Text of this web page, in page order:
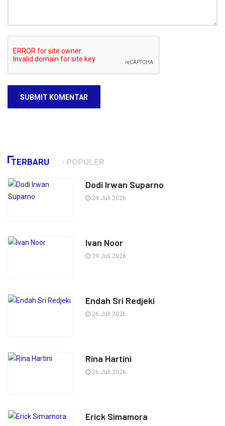
SUBMIT KOMENTAR
TERBARU POPULER
Dodi Irwan Suparno
29 Juli 2026
Ivan Noor
29 Juli 2026
Endah Sri Redjeki
26 Juli 2026
Rina Hartini
26 Juli 2026
Erick Simamora